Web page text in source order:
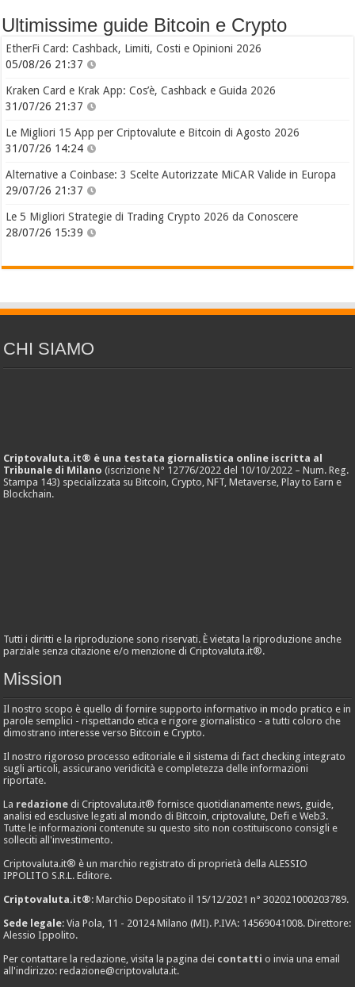
Ultimissime guide Bitcoin e Crypto
EtherFi Card: Cashback, Limiti, Costi e Opinioni 2026
05/08/26 21:37
Kraken Card e Krak App: Cos’è, Cashback e Guida 2026
31/07/26 21:37
Le Migliori 15 App per Criptovalute e Bitcoin di Agosto 2026
31/07/26 14:24
Alternative a Coinbase: 3 Scelte Autorizzate MiCAR Valide in Europa
29/07/26 21:37
Le 5 Migliori Strategie di Trading Crypto 2026 da Conoscere
28/07/26 15:39
CHI SIAMO
Criptovaluta.it® è una testata giornalistica online iscritta al
Tribunale di Milano (iscrizione N° 12776/2022 del 10/10/2022 – Num. Reg.
Stampa 143) specializzata su Bitcoin, Crypto, NFT, Metaverse, Play to Earn e
Blockchain.
Tutti i diritti e la riproduzione sono riservati. È vietata la riproduzione anche
parziale senza citazione e/o menzione di Criptovaluta.it®.
Mission
Il nostro scopo è quello di fornire supporto informativo in modo pratico e in
parole semplici - rispettando etica e rigore giornalistico - a tutti coloro che
dimostrano interesse verso Bitcoin e Crypto.
Il nostro rigoroso processo editoriale e il sistema di fact checking integrato
sugli articoli, assicurano veridicità e completezza delle informazioni
riportate.
La redazione di Criptovaluta.it® fornisce quotidianamente news, guide,
analisi ed esclusive legati al mondo di Bitcoin, criptovalute, Defi e Web3.
Tutte le informazioni contenute su questo sito non costituiscono consigli e
solleciti all'investimento.
Criptovaluta.it® è un marchio registrato di proprietà della ALESSIO
IPPOLITO S.R.L. Editore.
Criptovaluta.it®: Marchio Depositato il 15/12/2021 n° 302021000203789.
Sede legale: Via Pola, 11 - 20124 Milano (MI). P.IVA: 14569041008. Direttore:
Alessio Ippolito.
Per contattare la redazione, visita la pagina dei contatti o invia una email
all'indirizzo:redazione@criptovaluta.it.